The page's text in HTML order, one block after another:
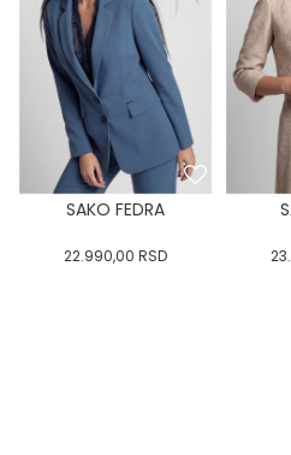
SAKO FEDRA
22.990,00 RSD